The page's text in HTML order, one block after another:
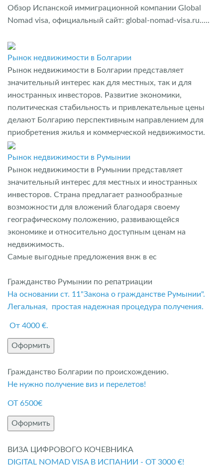
Обзор Испанской иммиграционной компании Global
Nomad visa, официальный сайт: global-nomad-visa.ru.....
Рынок недвижимости в Болгарии
Рынок недвижимости в Болгарии представляет
значительный интерес как для местных, так и для
иностранных инвесторов. Развитие экономики,
политическая стабильность и привлекательные цены
делают Болгарию перспективным направлением для
приобретения жилья и коммерческой недвижимости.
Рынок недвижимости в Румынии
Рынок недвижимости в Румынии представляет
значительный интерес для местных и иностранных
инвесторов. Страна предлагает разнообразные
возможности для вложений благодаря своему
географическому положению, развивающейся
экономике и относительно доступным ценам на
недвижимость.
Самые выгодные предложения внж в ес
Гражданство Румынии по репатриации
На основании ст. 11"Закона о гражданстве Румынии".
Легальная, простая надежная процедура получения.
От 4000 €.
Оформить
Гражданство Болгарии по происхождению.
Не нужно получение виз и перелетов!
ОТ 6500€
Оформить
ВИЗА ЦИФРОВОГО КОЧЕВНИКА
DIGITAL NOMAD VISA В ИСПАНИИ - ОТ 3000 €!